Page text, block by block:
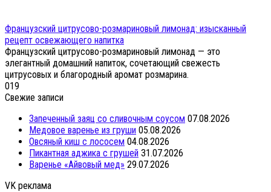
Французский цитрусово-розмариновый лимонад: изысканный
рецепт освежающего напитка
Французский цитрусово-розмариновый лимонад — это
элегантный домашний напиток, сочетающий свежесть
цитрусовых и благородный аромат розмарина.
019
Свежие записи
Запеченный заяц со сливочным соусом 07.08.2026
Медовое варенье из груши 05.08.2026
Овсяный киш с лососем 04.08.2026
Пикантная аджика с грушей 31.07.2026
Варенье «Айвовый мед» 29.07.2026
VK реклама